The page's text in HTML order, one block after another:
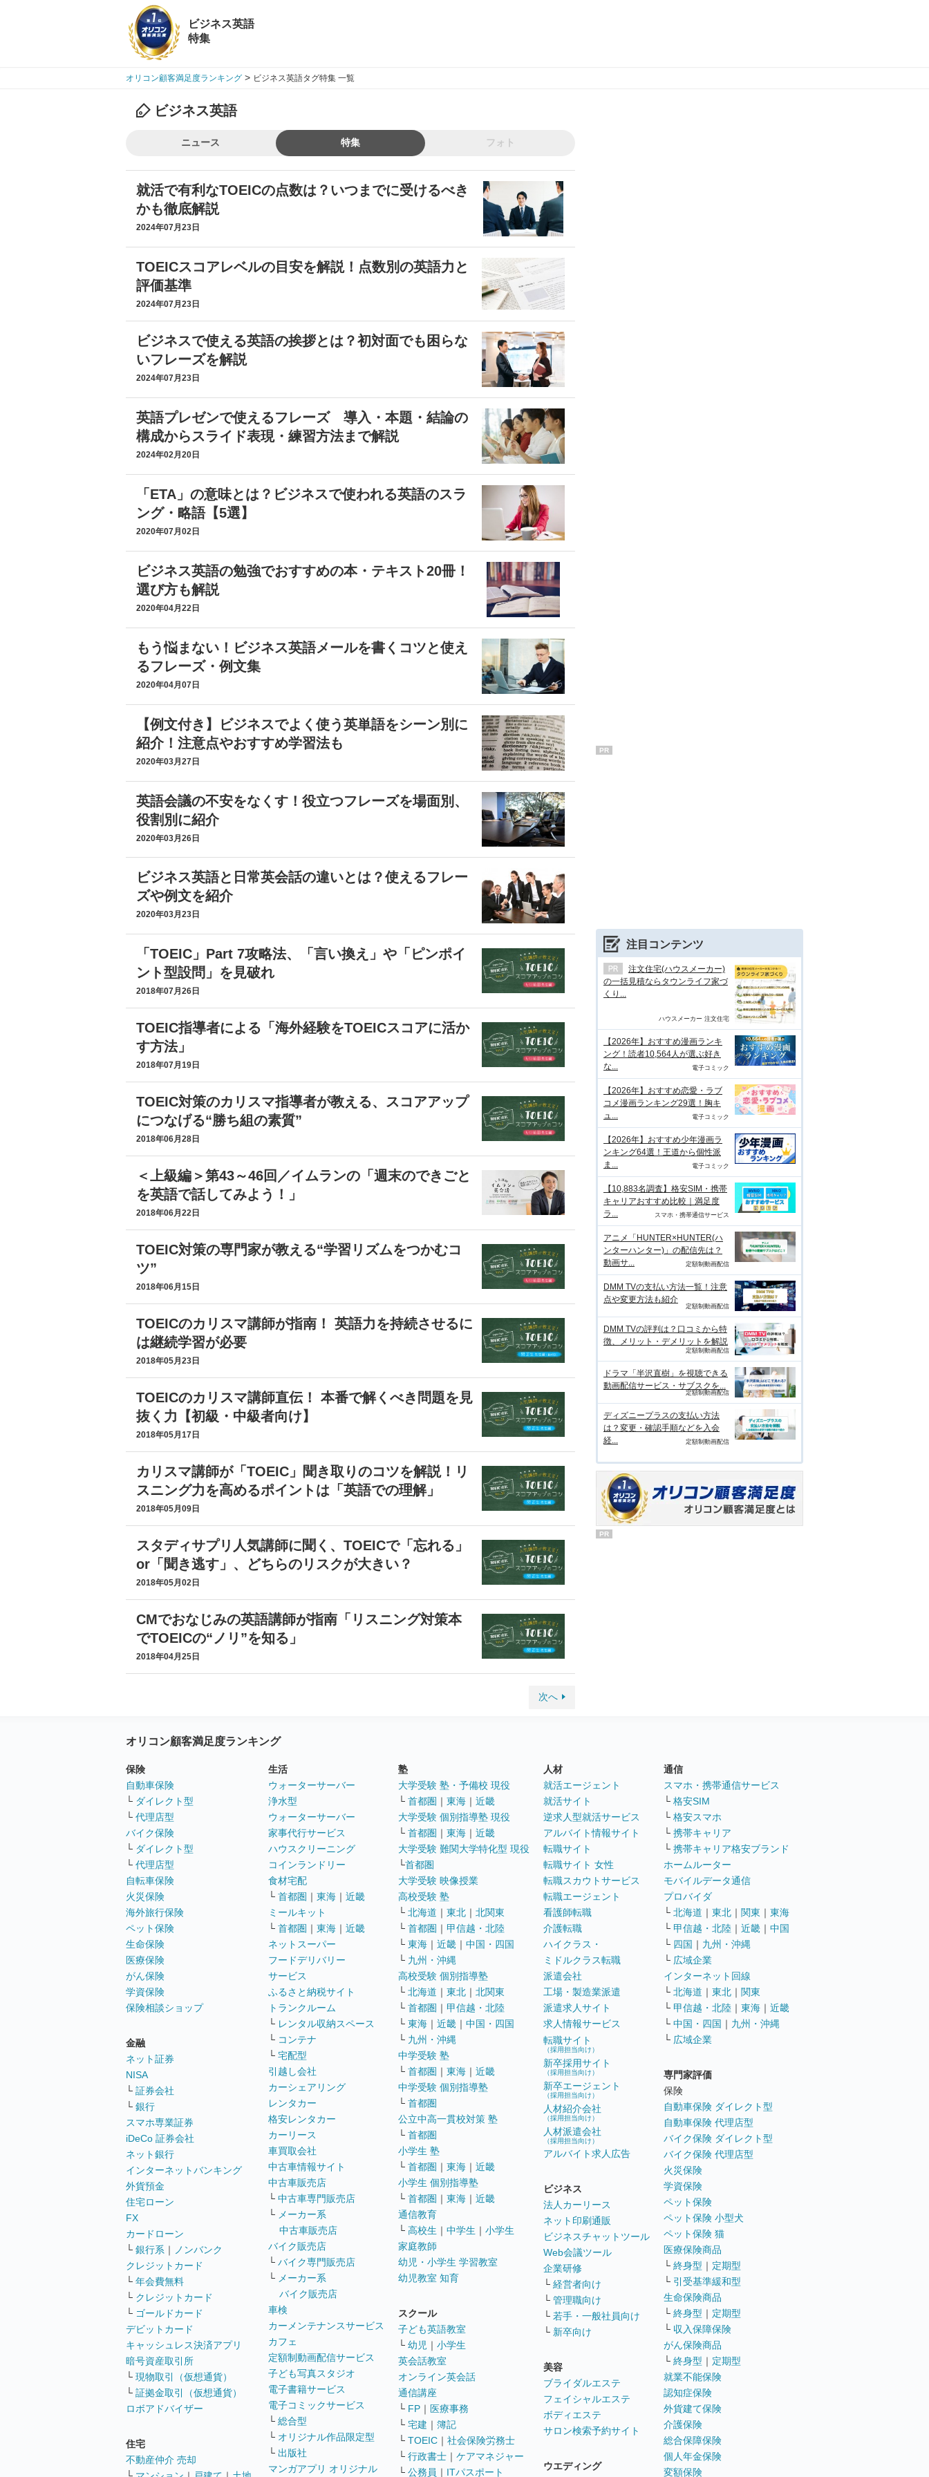
ビジネス英語
特集
オリコン顧客満足度ランキング > ビジネス英語タグ特集 一覧
ビジネス英語
ニュース 特集 フォト
就活で有利なTOEICの点数は？いつまでに受けるべき
かも徹底解説
2024年07月23日
TOEICスコアレベルの目安を解説！点数別の英語力と
評価基準
2024年07月23日
ビジネスで使える英語の挨拶とは？初対面でも困らな
いフレーズを解説
2024年07月23日
英語プレゼンで使えるフレーズ 導入・本題・結論の
構成からスライド表現・練習方法まで解説
2024年02月20日
「ETA」の意味とは？ビジネスで使われる英語のスラ
ング・略語【5選】
2020年07月02日
ビジネス英語の勉強でおすすめの本・テキスト20冊！
選び方も解説
2020年04月22日
もう悩まない！ビジネス英語メールを書くコツと使え
るフレーズ・例文集
2020年04月07日
【例文付き】ビジネスでよく使う英単語をシーン別に
紹介！注意点やおすすめ学習法も
2020年03月27日
英語会議の不安をなくす！役立つフレーズを場面別、
役割別に紹介
2020年03月26日
ビジネス英語と日常英会話の違いとは？使えるフレー
ズや例文を紹介
2020年03月23日
「TOEIC」Part 7攻略法、「言い換え」や「ピンポイ
ント型設問」を見破れ
2018年07月26日
TOEIC指導者による「海外経験をTOEICスコアに活か
す方法」
2018年07月19日
TOEIC対策のカリスマ指導者が教える、スコアアップ
につなげる“勝ち組の素質”
2018年06月28日
＜上級編＞第43～46回／イムランの「週末のできごと
を英語で話してみよう！」
2018年06月22日
TOEIC対策の専門家が教える“学習リズムをつかむコ
ツ”
2018年06月15日
TOEICのカリスマ講師が指南！ 英語力を持続させるに
は継続学習が必要
2018年05月23日
TOEICのカリスマ講師直伝！ 本番で解くべき問題を見
抜く力【初級・中級者向け】
2018年05月17日
カリスマ講師が「TOEIC」聞き取りのコツを解説！リ
スニング力を高めるポイントは「英語での理解」
2018年05月09日
スタディサプリ人気講師に聞く、TOEICで「忘れる」
or「聞き逃す」、どちらのリスクが大きい？
2018年05月02日
CMでおなじみの英語講師が指南「リスニング対策本
でTOEICの“ノリ”を知る」
2018年04月25日
次へ
PR
注目コンテンツ
注文住宅(ハウスメーカー)
の一括見積ならタウンライフ家づ
くり...
ハウスメーカー 注文住宅
【2026年】おすすめ漫画ランキ
ング！読者10,564人が選ぶ好き
な...
電子コミック
【2026年】おすすめ恋愛・ラブ
コメ漫画ランキング29選！胸キ
ュ...
電子コミック
【2026年】おすすめ少年漫画ラ
ンキング64選！王道から個性派
ま...
電子コミック
【10,883名調査】格安SIM・携帯
キャリアおすすめ比較｜満足度
ラ...
スマホ・携帯通信サービス
アニメ「HUNTER×HUNTER(ハ
ンターハンター)」の配信先は？
動画サ...
定額制動画配信
DMM TVの支払い方法一覧！注意
点や変更方法も紹介
定額制動画配信
DMM TVの評判は？口コミから特
徴、メリット・デメリットを解説
定額制動画配信
ドラマ「半沢直樹」を視聴できる
動画配信サービス・サブスクを...
定額制動画配信
ディズニープラスの支払い方法
は？変更・確認手順などを入会
経...
定額制動画配信
PR
オリコン顧客満足度ランキング
保険
自動車保険
└ ダイレクト型
└ 代理店型
バイク保険
└ ダイレクト型
└ 代理店型
自転車保険
火災保険
海外旅行保険
ペット保険
生命保険
医療保険
がん保険
学資保険
保険相談ショップ
金融
ネット証券
NISA
└ 証券会社
└ 銀行
スマホ専業証券
iDeCo 証券会社
ネット銀行
インターネットバンキング
外貨預金
住宅ローン
FX
カードローン
└ 銀行系 ｜
ノンバンク
クレジットカード
└ 年会費無料
└ クレジットカード
└ ゴールドカード
デビットカード
キャッシュレス決済アプリ
暗号資産取引所
└ 現物取引（仮想通貨）
└ 証拠金取引（仮想通貨）
ロボアドバイザー
住宅
不動産仲介 売却
生活
ウォーターサーバー
浄水型
ウォーターサーバー
家事代行サービス
ハウスクリーニング
コインランドリー
食材宅配
└ 首都圏 ｜ 東海 ｜ 近畿
ミールキット
└ 首都圏 ｜ 東海 ｜ 近畿
ネットスーパー
フードデリバリー
サービス
ふるさと納税サイト
トランクルーム
└ レンタル収納スペース
└ コンテナ
└ 宅配型
引越し会社
カーシェアリング
レンタカー
格安レンタカー
カーリース
車買取会社
中古車情報サイト
中古車販売店
└ 中古車専門販売店
└ メーカー系
中古車販売店
バイク販売店
└ バイク専門販売店
└ メーカー系
バイク販売店
車検
カーメンテナンスサービス
カフェ
定額制動画配信サービス
子ども写真スタジオ
電子書籍サービス
電子コミックサービス
└ 総合型
└ オリジナル作品限定型
└ 出版社
マンガアプリ オリジナル
塾
大学受験 塾・予備校 現役
└ 首都圏 ｜ 東海 ｜ 近畿
大学受験 個別指導塾 現役
└ 首都圏 ｜ 東海 ｜ 近畿
大学受験 難関大学特化型 現役
└首都圏
大学受験 映像授業
高校受験 塾
└ 北海道 ｜ 東北 ｜ 北関東
└ 首都圏 ｜ 甲信越・北陸
└ 東海 ｜ 近畿 ｜ 中国・四国
└ 九州・沖縄
高校受験 個別指導塾
└ 北海道 ｜ 東北 ｜ 北関東
└ 首都圏 ｜ 甲信越・北陸
└ 東海 ｜ 近畿 ｜ 中国・四国
└ 九州・沖縄
中学受験 塾
└ 首都圏 ｜ 東海 ｜ 近畿
中学受験 個別指導塾
└ 首都圏
公立中高一貫校対策 塾
└ 首都圏
小学生 塾
└ 首都圏 ｜ 東海 ｜ 近畿
小学生 個別指導塾
└ 首都圏 ｜ 東海 ｜ 近畿
通信教育
└ 高校生 ｜ 中学生 ｜ 小学生
家庭教師
幼児・小学生 学習教室
幼児教室 知育
スクール
子ども英語教室
└ 幼児 ｜ 小学生
英会話教室
オンライン英会話
通信講座
└ FP ｜ 医療事務
└ 宅建 ｜ 簿記
└ TOEIC ｜ 社会保険労務士
└ 行政書士 ｜ ケアマネジャー
└ 公務員 ｜ ITパスポート
人材
就活エージェント
就活サイト
逆求人型就活サービス
アルバイト情報サイト
転職サイト
転職サイト 女性
転職スカウトサービス
転職エージェント
看護師転職
介護転職
ハイクラス・
ミドルクラス転職
派遣会社
工場・製造業派遣
派遣求人サイト
求人情報サービス
転職サイト
（採用担当向け）
新卒採用サイト
（採用担当向け）
新卒エージェント
（採用担当向け）
人材紹介会社
（採用担当向け）
人材派遣会社
（採用担当向け）
アルバイト求人広告
ビジネス
法人カーリース
ネット印刷通販
ビジネスチャットツール
Web会議ツール
企業研修
└ 経営者向け
└ 管理職向け
└ 若手・一般社員向け
└ 新卒向け
美容
ブライダルエステ
フェイシャルエステ
ボディエステ
サロン検索予約サイト
ウエディング
通信
スマホ・携帯通信サービス
└ 格安SIM
└ 格安スマホ
└ 携帯キャリア
└ 携帯キャリア格安ブランド
ホームルーター
モバイルデータ通信
プロバイダ
└ 北海道 ｜ 東北 ｜ 関東 ｜ 東海
└ 甲信越・北陸 ｜ 近畿 ｜ 中国
└ 四国 ｜ 九州・沖縄
└ 広域企業
インターネット回線
└ 北海道 ｜ 東北 ｜ 関東
└ 甲信越・北陸 ｜ 東海 ｜ 近畿
└ 中国・四国 ｜ 九州・沖縄
└ 広域企業
専門家評価
保険
自動車保険 ダイレクト型
自動車保険 代理店型
バイク保険 ダイレクト型
バイク保険 代理店型
火災保険
学資保険
ペット保険
ペット保険 小型犬
ペット保険 猫
医療保険商品
└ 終身型 ｜ 定期型
└ 引受基準緩和型
生命保険商品
└ 終身型 ｜ 定期型
└ 収入保障保険
がん保険商品
└ 終身型 ｜ 定期型
就業不能保険
認知症保険
外貨建て保険
介護保険
総合保障保険
個人年金保険
変額保険